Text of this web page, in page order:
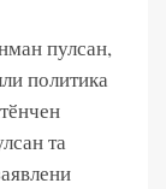
пулсан,
политика
та